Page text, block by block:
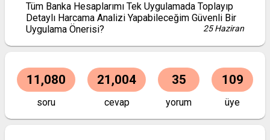
Tüm Banka Hesaplarımı Tek Uygulamada Toplayıp
Detaylı Harcama Analizi Yapabileceğim Güvenli Bir
Uygulama Önerisi?
25 Haziran
11,080
soru
21,004
cevap
35
yorum
109
üye